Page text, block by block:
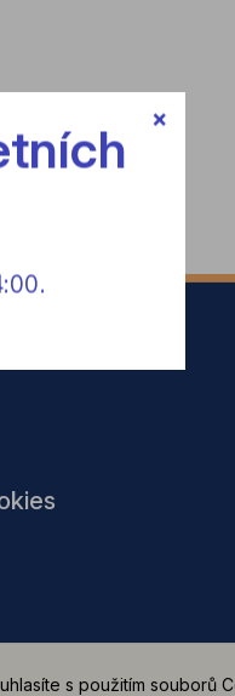
×
s použitím souborů